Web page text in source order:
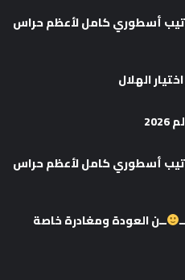
ترتيب أسطوري كامل لأعظم حراس
الهلال
ترتيب أسطوري كامل لأعظم حراس
ــن العودة ومغادرة خاصة